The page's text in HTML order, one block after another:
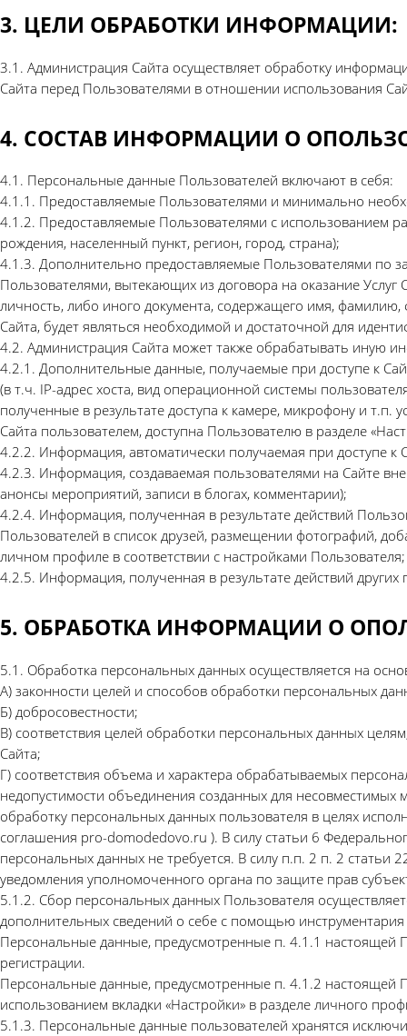
3. ЦЕЛИ ОБРАБОТКИ ИНФОРМАЦИИ:
3.1. Администрация Сайта осуществляет обработку
Сайта перед Пользователями в отношении использования
4. СОСТАВ ИНФОРМАЦИИ О
4.1. Персональные данные Пользователей включают в себя:
4.1.1. Предоставляемые Пользователями и минимально
4.1.2. Предоставляемые Пользователями с использованием
рождения, населенный пункт, регион, город, страна);
4.1.3. Дополнительно предоставляемые Пользователями по
Пользователями, вытекающих из договора на оказание
личность, либо иного документа, содержащего имя,
Сайта, будет являться необходимой и достаточной для
4.2. Администрация Сайта может также обрабатывать иную
4.2.1. Дополнительные данные, получаемые при доступе к
(в т.ч. IP-адрес хоста, вид операционной системы
полученные в результате доступа к камере, микрофону и
Сайта пользователем, доступна Пользователю в разделе
4.2.2. Информация, автоматически получаемая при доступе к
4.2.3. Информация, создаваемая пользователями на Сайте
анонсы мероприятий, записи в блогах, комментарии);
4.2.4. Информация, полученная в результате действий
Пользователей в список друзей, размещении фотографий,
личном профиле в соответствии с настройками Пользователя;
4.2.5. Информация, полученная в результате действий
5. ОБРАБОТКА ИНФОРМАЦИИ О
5.1. Обработка персональных данных осуществляется на
А) законности целей и способов обработки персональных
Б) добросовестности;
В) соответствия целей обработки персональных данных
Сайта;
Г) соответствия объема и характера обрабатываемых
недопустимости объединения созданных для
обработку персональных данных пользователя в целях
соглашения pro-domodedovo.ru ). В силу статьи 6
персональных данных не требуется. В силу п.п. 2 п. 2 статьи
уведомления уполномоченного органа по защите прав
5.1.2. Сбор персональных данных Пользователя
дополнительных сведений о себе с помощью инструментария
Персональные данные, предусмотренные п. 4.1.1 настоящей
регистрации.
Персональные данные, предусмотренные п. 4.1.2 настоящей
использованием вкладки «Настройки» в разделе личного
5.1.3. Персональные данные пользователей хранятся